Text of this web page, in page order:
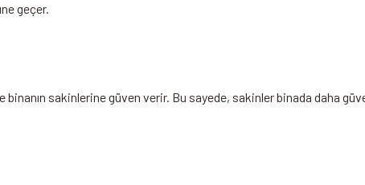
​geçer.
binanın sakinlerine güven verir. Bu sayede, sakinler binada daha